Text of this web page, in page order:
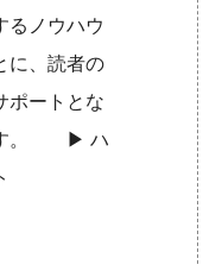
るノウハウ
に、読者の
ポートとな
す。 ▶︎ハ